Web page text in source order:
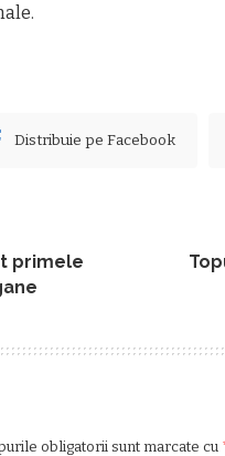
Distribuie pe Facebook
primele
obligatorii sunt marcate cu